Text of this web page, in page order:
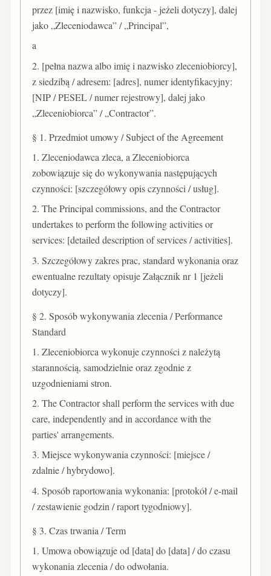
przez [imię i nazwisko, funkcja - jeżeli dotyczy], dalej
jako „Zleceniodawca” / „Principal”,
a
2. [pełna nazwa albo imię i nazwisko zleceniobiorcy],
z siedzibą / adresem: [adres], numer identyfikacyjny:
[NIP / PESEL / numer rejestrowy], dalej jako
„Zleceniobiorca” / „Contractor”.
§ 1. Przedmiot umowy / Subject of the Agreement
1. Zleceniodawca zleca, a Zleceniobiorca
zobowiązuje się do wykonywania następujących
czynności: [szczegółowy opis czynności / usług].
2. The Principal commissions, and the Contractor
undertakes to perform the following activities or
services: [detailed description of services / activities].
3. Szczegółowy zakres prac, standard wykonania oraz
ewentualne rezultaty opisuje Załącznik nr 1 [jeżeli
dotyczy].
§ 2. Sposób wykonywania zlecenia / Performance
Standard
1. Zleceniobiorca wykonuje czynności z należytą
starannością, samodzielnie oraz zgodnie z
uzgodnieniami stron.
2. The Contractor shall perform the services with due
care, independently and in accordance with the
parties' arrangements.
3. Miejsce wykonywania czynności: [miejsce /
zdalnie / hybrydowo].
4. Sposób raportowania wykonania: [protokół / e-mail
/ zestawienie godzin / raport tygodniowy].
§ 3. Czas trwania / Term
1. Umowa obowiązuje od [data] do [data] / do czasu
wykonania zlecenia / do odwołania.